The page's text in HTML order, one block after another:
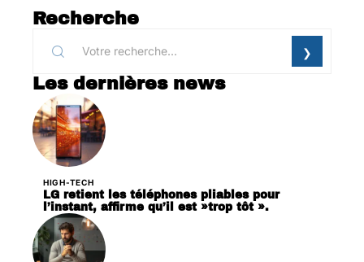
Recherche
Les dernières news
HIGH-TECH
LG retient les téléphones pliables pour
l’instant, affirme qu’il est »trop tôt ».